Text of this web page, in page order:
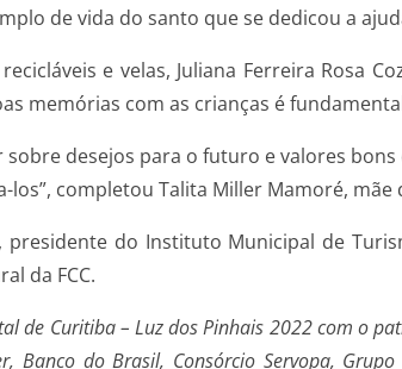
de vida do santo que se dedicou a
e velas, Juliana Ferreira Rosa
memórias com as crianças é
desejos para o futuro e valores
completou Talita Miller Mamoré, mãe
presidente do Instituto Municipal de
da FCC.
de Curitiba – Luz dos Pinhais 2022 com o
Banco do Brasil, Consórcio Servopa,